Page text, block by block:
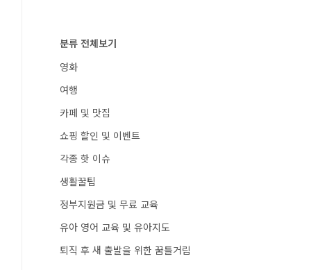
분류 전체보기
영화
여행
카페 및 맛집
쇼핑 할인 및 이벤트
각종 핫 이슈
생활꿀팁
정부지원금 및 무료 교육
유아 영어 교육 및 유아지도
퇴직 후 새 출발을 위한 꿈틀거림